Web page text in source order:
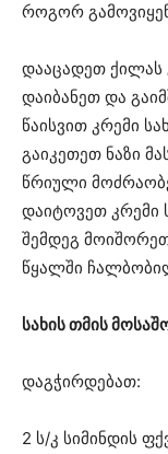
როგორ
დააცადეთ ქილას
დაიბანეთ და
წაისვით კრემი
გაიკეთეთ ნაზი
წრიული
დაიტოვეთ კრემი
შემდეგ
წყალში
სახის თმის
დაგჭირდებათ:
2 ს/კ სიმინდის